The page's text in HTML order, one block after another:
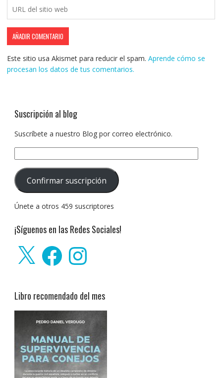
Este sitio usa Akismet para reducir el spam. Aprende cómo se
procesan los datos de tus comentarios.
Suscripción al blog
Suscríbete a nuestro Blog por correo electrónico.
correo
electrónico:
Confirmar suscripción
Únete a otros 459 suscriptores
¡Síguenos en las Redes Sociales!
FacebookInstagram
Libro recomendado del mes